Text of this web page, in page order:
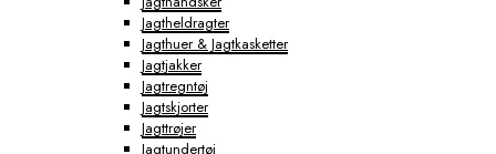
Jagtheldragter
Jagthuer & Jagtkasketter
Jagtjakker
Jagtregntøj
Jagtskjorter
Jagttrøjer
Jagtundertøj